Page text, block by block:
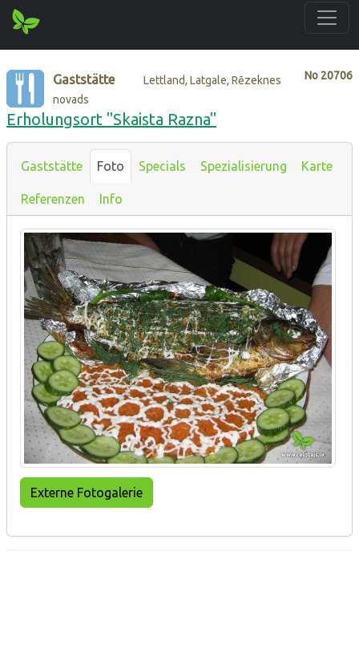
No 20706
Gaststätte
Lettland, Latgale, Rēzeknes
novads
Erholungsort "Skaista Razna"
Gaststätte Foto Specials Spezialisierung Karte
Referenzen Info
Externe Fotogalerie